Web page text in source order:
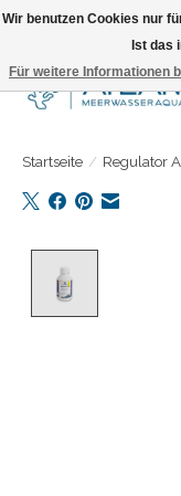
Täglicher Versand. Bestelle
Startseite / Regulator
Wir benutzen Cookies nur
Ist das
Für weitere Informationen